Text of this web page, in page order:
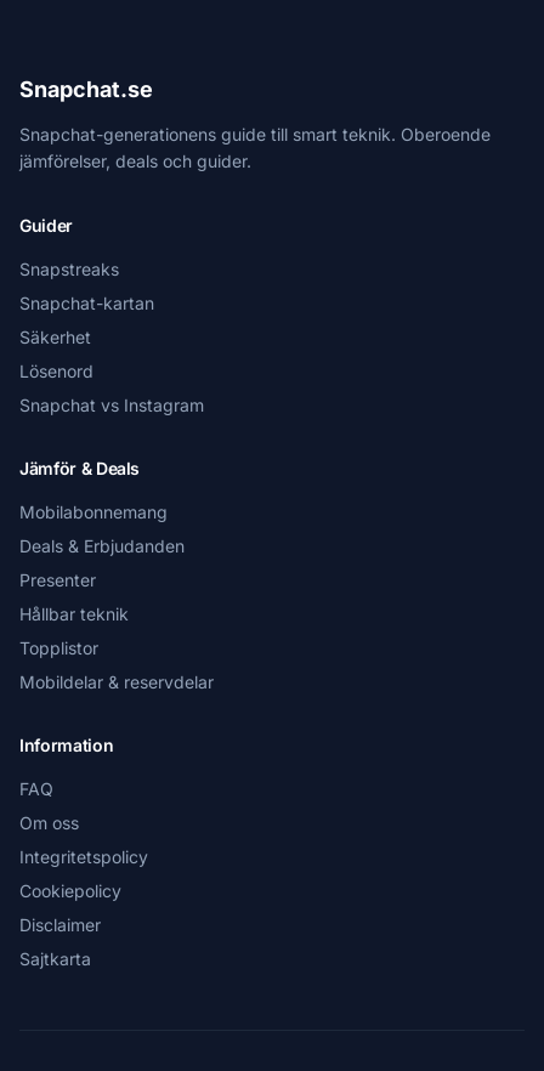
Snapchat.se
Snapchat-generationens guide till smart teknik. Oberoende
jämförelser, deals och guider.
Guider
Snapstreaks
Snapchat-kartan
Säkerhet
Lösenord
Snapchat vs Instagram
Jämför & Deals
Mobilabonnemang
Deals & Erbjudanden
Presenter
Hållbar teknik
Topplistor
Mobildelar & reservdelar
Information
FAQ
Om oss
Integritetspolicy
Cookiepolicy
Disclaimer
Sajtkarta